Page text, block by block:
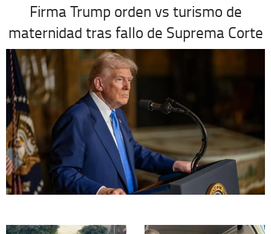
Firma Trump orden vs turismo de
maternidad tras fallo de Suprema Corte